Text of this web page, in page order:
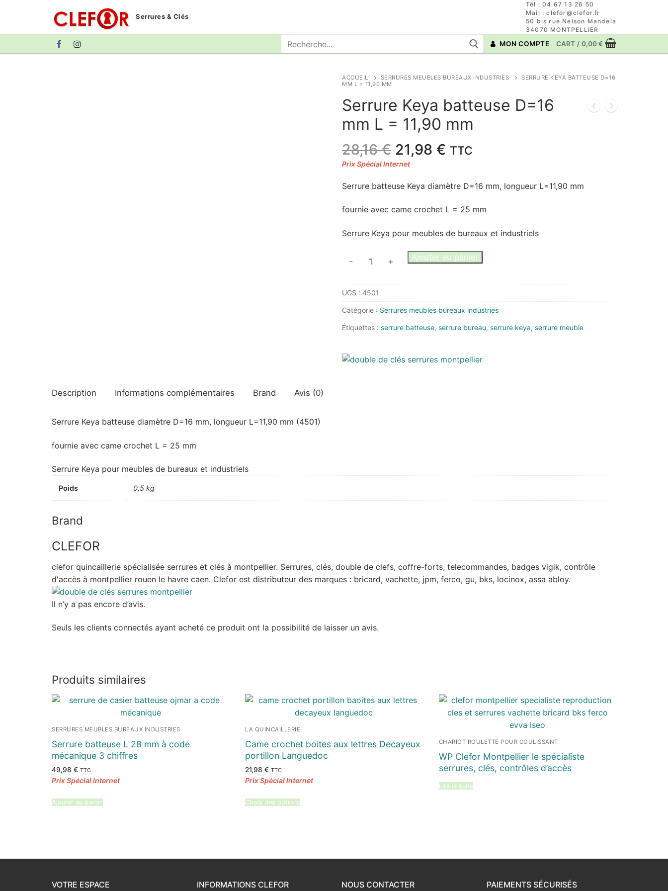
Serrures & Clés
Tél : 04 67 13 26 50
Mail : clefor@clefor.fr
50 bis rue Nelson Mandela
34070 MONTPELLIER
Rechercher
:
MON COMPTE CART / 0,00€
ACCUEIL SERRURES MEUBLES BUREAUX INDUSTRIES
SERRURE KEYA BATTEUSE D=16
MM L = 11,90 MM
Serrure Keya batteuse D=16
mm L = 11,90 mm
28,16€ Le
prix
était :
28,16 €.
21,98 € Le
est :
21,98 €.
TTC
Serrure batteuse Keya diamètre D=16 mm, longueur L=11,90 mm
fournie avec came crochet L = 25 mm
Serrure Keya pour meubles de bureaux et industriels
quantité
Keya
batteuse
mm
=
- + Ajouter au panier
UGS : 4501
Catégorie : Serrures meubles bureaux industries
Étiquettes : serrure batteuse, serrure bureau, serrure keya, serrure meuble
Description Informations complémentaires Brand Avis (0)
Serrure Keya batteuse diamètre D=16 mm, longueur L=11,90 mm (4501)
fournie avec came crochet L = 25 mm
Serrure Keya pour meubles de bureaux et industriels
Poids 0,5 kg
Brand
CLEFOR
clefor quincaillerie spécialisée serrures et clés à montpellier. Serrures, clés, double de clefs, coffre-forts, telecommandes, badges vigik, contrôle
d'accès à montpellier rouen le havre caen. Clefor est distributeur des marques : bricard, vachette, jpm, ferco, gu, bks, locinox, assa abloy.
Il n’y a pas encore d’avis.
Seuls les clients connectés ayant acheté ce produit ont la possibilité de laisser un avis.
Produits similaires
SERRURES MEUBLES BUREAUX INDUSTRIES
Serrure batteuse L 28 mm à code
mécanique 3 chiffres
49,98 € TTC
Ajouter au panier
LA QUINCAILLERIE
Came crochet boites aux lettres Decayeux
portillon Languedoc
21,98€ TTC
Choix des options
CHARIOT ROULETTE POUR COULISSANT
WP Clefor Montpellier le spécialiste
serrures, clés, contrôles d’accès
Lire la suite
VOTRE ESPACE INFORMATIONS CLEFOR NOUS CONTACTER PAIEMENTS SÉCURISÉS